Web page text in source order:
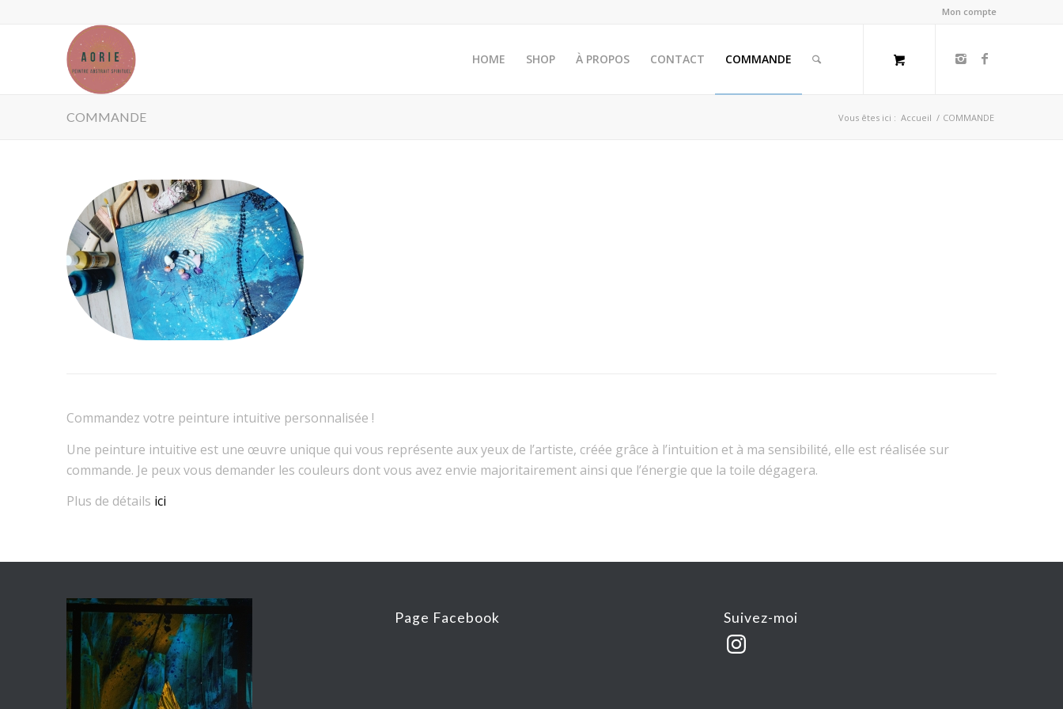
Mon compte
HOME SHOP À PROPOS CONTACT COMMANDE
COMMANDE Vous êtes ici : Accueil / COMMANDE
Commandez votre peinture intuitive personnalisée !
Une peinture intuitive est une œuvre unique qui vous représente aux yeux de l’artiste, créée grâce à l’intuition et à ma sensibilité, elle est réalisée sur
commande. Je peux vous demander les couleurs dont vous avez envie majoritairement ainsi que l’énergie que la toile dégagera.
Plus de détails ici
Page Facebook Suivez-moi